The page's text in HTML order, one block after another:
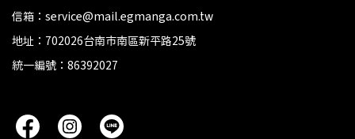
信箱：service@mail.egmanga.com.tw
地址：702026台南市南區新平路25號
統一編號：86392027